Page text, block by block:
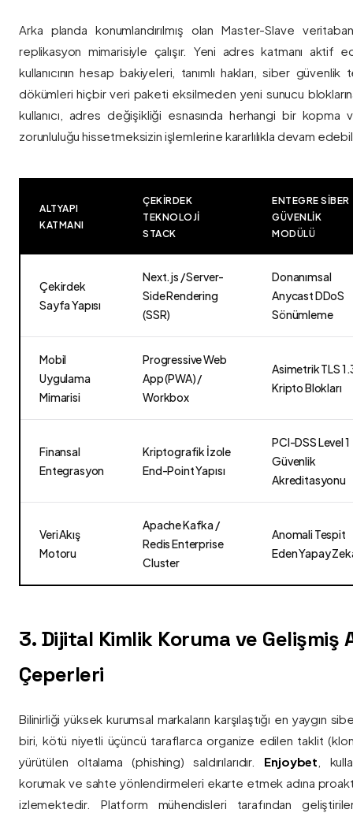
Arka planda konumlandırılmış olan Master-Slave
replikasyon mimarisiyle çalışır. Yeni adres katmanı aktif
kullanıcının hesap bakiyeleri, tanımlı hakları, siber
dökümleri hiçbir veri paketi eksilmeden yeni sunucu
kullanıcı, adres değişikliği esnasında herhangi bir
zorunluluğu hissetmeksizin işlemlerine kararlılıkla devam
ALTYAPI
KATMANI
ÇEKIRDEK
TEKNOLOJI
STACK
ENTEGRE SIBER
GÜVENLIK
MODÜLÜ
Çekirdek
Sayfa Yapısı
Next.js / Server-
Side Rendering
(SSR)
Donanımsal
Anycast DDoS
Sönümleme
Mobil
Uygulama
Mimarisi
Progressive Web
App (PWA) /
Workbox
Asimetrik TLS
Kripto Blokları
Finansal
Entegrasyon
Kriptografik İzole
End-Point Yapısı
PCI-DSS Level 1
Güvenlik
Akreditasyonu
Veri Akış
Motoru
Apache Kafka /
Redis Enterprise
Cluster
Anomali Tespit
Eden Yapay
3. Dijital Kimlik Koruma ve Gelişmiş
Çeperleri
Bilinirliği yüksek kurumsal markaların karşılaştığı en yaygın
biri, kötü niyetli üçüncü taraflarca organize edilen taklit
yürütülen oltalama (phishing) saldırılarıdır. Enjoybet ,
korumak ve sahte yönlendirmeleri ekarte etmek adına
izlemektedir. Platform mühendisleri tarafından